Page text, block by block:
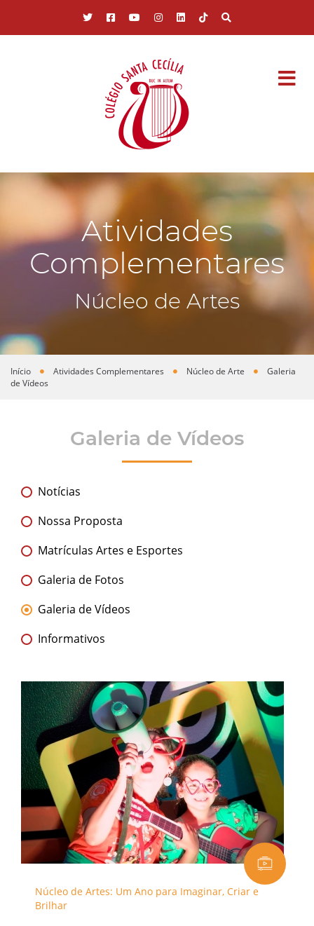
Atividades
Complementares
Núcleo de Artes
Você está aqui
Início Atividades Complementares Núcleo de Arte
Galeria
de Vídeos
Galeria de Vídeos
Notícias
Nossa Proposta
Matrículas Artes e Esportes
Galeria de Fotos
Galeria de Vídeos
Informativos
Núcleo de Artes: Um Ano para Imaginar, Criar e
Brilhar